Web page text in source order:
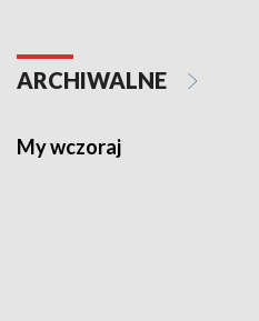
ARCHIWALNE
My wczoraj